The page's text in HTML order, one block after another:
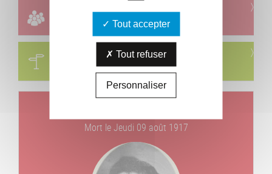
Groupes
Réservation & informations
Visites & parcours thématiques
Mort leJeudi 09 août 1917
Tout accepter
Tout refuser
Personnaliser